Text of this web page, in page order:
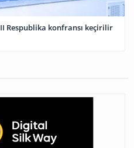
İnformasiya təhlükəsizliyi üzrə II Respublika konfransı keçirilir